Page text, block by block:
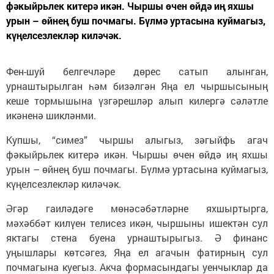
фәкыйрьлек китерә икән. Чыршы өчен өйдә иң яхшы
урын – өйнең буш почмагы. Бүлмә уртасына куймагыз,
күңелсезлекләр киләчәк.
Фен-шуй белгечләре дөрес сатып алынган,
урнаштырылган һәм бизәлгән Яңа ел чыршысының
кеше тормышына үзгәрешләр алып килергә сәләтле
икәненә шикләнми.
Купшы, “симез” чыршы алыгыз, зәгыйфь агач
фәкыйрьлек китерә икән. Чыршы өчен өйдә иң яхшы
урын – өйнең буш почмагы. Бүлмә уртасына куймагыз,
күңелсезлекләр киләчәк.
Әгәр гаиләдәге мөнәсәбәтләрне яхшыртырга,
мәхәббәт килүен телисез икән, чыршыны ишектән сул
яктагы стена буена урнаштырыгыз. Ә финанс
уңышлары көтсәгез, Яңа ел агачын фатирның сул
почмагына куегыз. Акча формасындагы уенчыклар да